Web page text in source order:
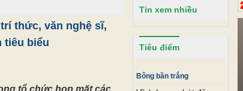
thức, văn nghệ sĩ,
tiêu biểu
tổ chức họp mặt các
Tin xem nhiều
Tiêu điểm
Bông bần trắng